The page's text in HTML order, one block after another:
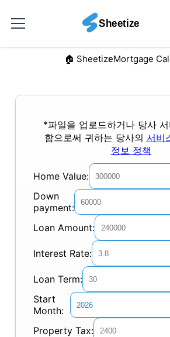
🏠︎ SheetizeMortgage
*파일을 업로드하거나 당사
함으로써 귀하는 당사의 서비
정보 정책
Home Value:
Down
payment:
Loan Amount:
Interest Rate:
Loan Term:
Start
Month:
Property Tax: